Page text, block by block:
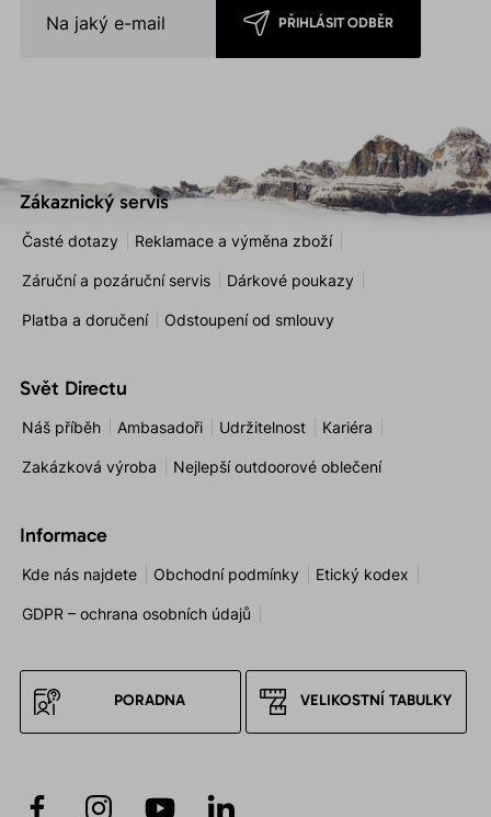
PŘIHLÁSIT ODBĚR
Zákaznický servis
Časté dotazy Reklamace a výměna zboží
Záruční a pozáruční servis Dárkové poukazy
Platba a doručení Odstoupení od smlouvy
Svět Directu
Náš příběh Ambasadoři Udržitelnost Kariéra
Zakázková výroba Nejlepší outdoorové oblečení
Informace
Kde nás najdete Obchodní podmínky Etický kodex
GDPR – ochrana osobních údajů
PORADNA VELIKOSTNÍ TABULKY